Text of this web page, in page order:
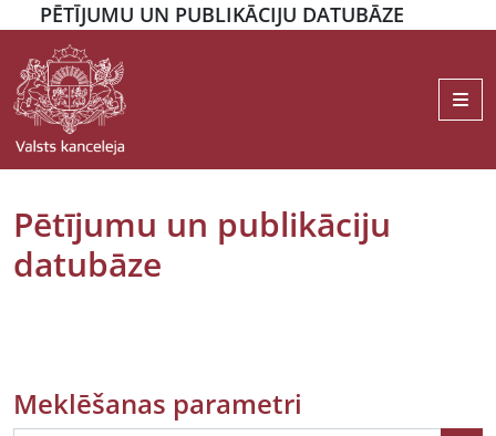
PĒTĪJUMU UN PUBLIKĀCIJU DATUBĀZE
Pētījumu un publikāciju
datubāze
Meklēšanas parametri